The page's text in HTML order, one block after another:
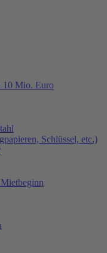
10 Mio. Euro
Schlüssel, etc.)